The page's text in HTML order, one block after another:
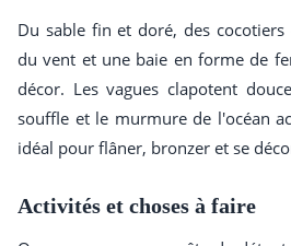
Du sable fin et doré, des
du vent et une baie en forme de
décor. Les vagues clapotent
souffle et le murmure de l'océan
idéal pour flâner, bronzer et se
Activités et choses à faire